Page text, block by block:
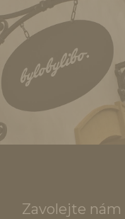
Zavolejte nám